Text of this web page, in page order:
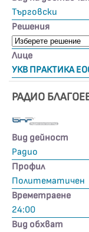
Търговски
Решения
Лице
УКВ ПРАКТИКА
РАДИО
Вид дейност
Радио
Профил
Политематичен
Времетраене
24:00
Вид обхват